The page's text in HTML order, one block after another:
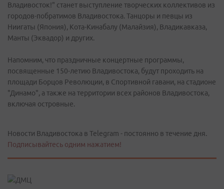
Владивосток!" станет выступление творческих коллективов из
городов-побратимов Владивостока. Танцоры и певцы из
Ниигаты (Япония), Кота-Кинабалу (Малайзия), Владикавказа,
Манты (Эквадор) и других.
Напомним, что праздничные концертные программы,
посвященные 150-летию Владивостока, будут проходить на
площади Борцов Революции, в Спортивной гавани, на стадионе
"Динамо", а также на территории всех районов Владивостока,
включая островные.
Новости Владивостока в Telegram - постоянно в течение дня.
Подписывайтесь одним нажатием!